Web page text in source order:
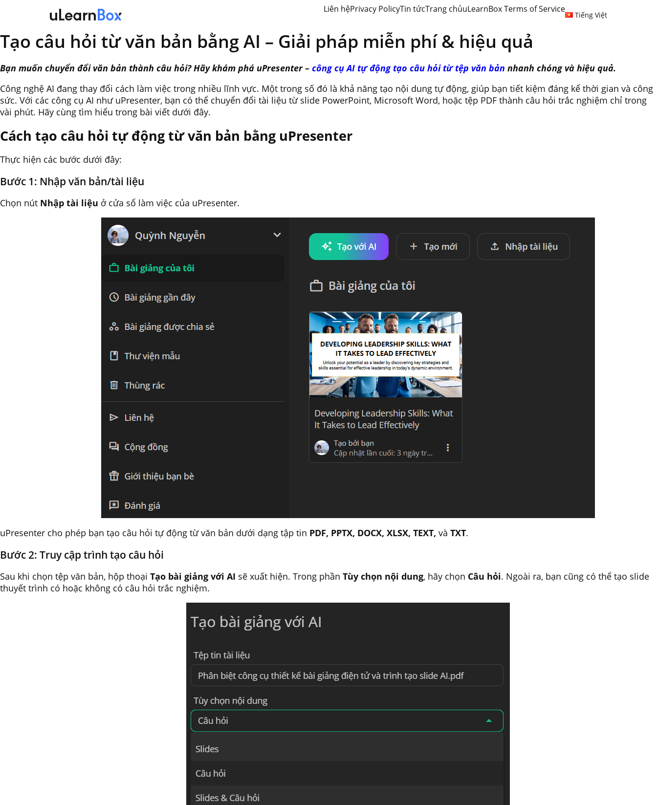
Liên hệPrivacy PolicyTin tứcTrang chủuLearnBox Terms of Service
Tiếng Việt
Tạo câu hỏi từ văn bản bằng AI – Giải pháp miễn phí & hiệu quả
Bạn muốn chuyển đổi văn bản thành câu hỏi? Hãy khám phá uPresenter – công cụ AI tự động tạo câu hỏi từ tệp văn bản nhanh chóng và hiệu quả.
Công nghệ AI đang thay đổi cách làm việc trong nhiều lĩnh vực. Một trong số đó là khả năng tạo nội dung tự động, giúp bạn tiết kiệm đáng kể thời gian và công
sức. Với các công cụ AI như uPresenter, bạn có thể chuyển đổi tài liệu từ slide PowerPoint, Microsoft Word, hoặc tệp PDF thành câu hỏi trắc nghiệm chỉ trong
vài phút. Hãy cùng tìm hiểu trong bài viết dưới đây.
Cách tạo câu hỏi tự động từ văn bản bằng uPresenter
Thực hiện các bước dưới đây:
Bước 1: Nhập văn bản/tài liệu
Chọn nút Nhập tài liệu ở cửa sổ làm việc của uPresenter.
uPresenter cho phép bạn tạo câu hỏi tự động từ văn bản dưới dạng tập tin PDF, PPTX, DOCX, XLSX, TEXT, và TXT.
Bước 2: Truy cập trình tạo câu hỏi
Sau khi chọn tệp văn bản, hộp thoại Tạo bài giảng với AI sẽ xuất hiện. Trong phần Tùy chọn nội dung, hãy chọn Câu hỏi. Ngoài ra, bạn cũng có thể tạo slide
thuyết trình có hoặc không có câu hỏi trắc nghiệm.